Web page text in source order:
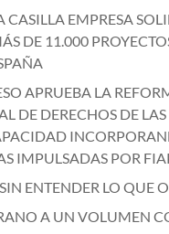
CASILLA EMPRESA
DE 11.000
APRUEBA LA
DE DERECHOS DE
IMPULSADAS POR
ENTENDER LO QUE
A UN VOLUMEN